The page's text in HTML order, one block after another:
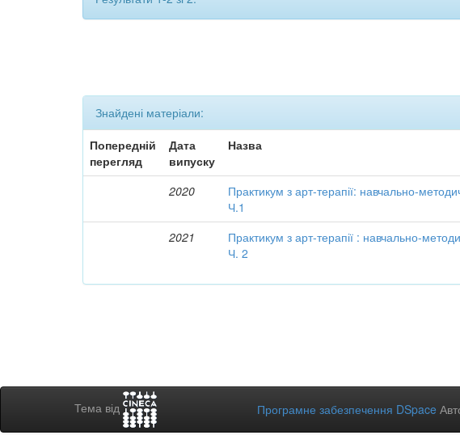
Знайдені матеріали:
Попередній
перегляд
Дата
випуску
Назва
2020
Практикум з арт-терапії: навчально-
Ч.1
2021
Практикум з арт-терапії : навчально-
Ч. 2
Тема від Програмне забезпечення DSpace